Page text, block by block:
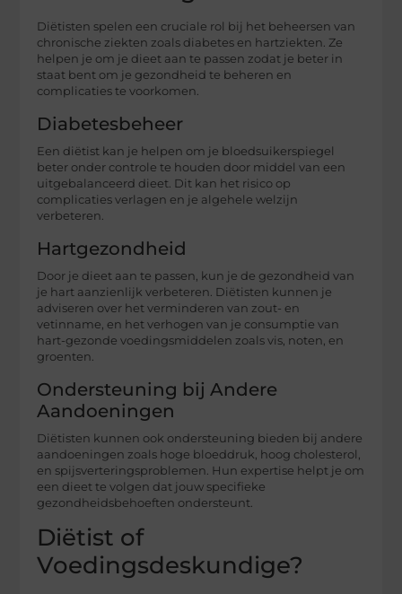
Diëtisten spelen een cruciale rol bij het beheersen van
chronische ziekten zoals diabetes en hartziekten. Ze
helpen je om je dieet aan te passen zodat je beter in
staat bent om je gezondheid te beheren en
complicaties te voorkomen.
Diabetesbeheer
Een diëtist kan je helpen om je bloedsuikerspiegel
beter onder controle te houden door middel van een
uitgebalanceerd dieet. Dit kan het risico op
complicaties verlagen en je algehele welzijn
verbeteren.
Hartgezondheid
Door je dieet aan te passen, kun je de gezondheid van
je hart aanzienlijk verbeteren. Diëtisten kunnen je
adviseren over het verminderen van zout- en
vetinname, en het verhogen van je consumptie van
hart-gezonde voedingsmiddelen zoals vis, noten, en
groenten.
Ondersteuning bij Andere
Aandoeningen
Diëtisten kunnen ook ondersteuning bieden bij andere
aandoeningen zoals hoge bloeddruk, hoog cholesterol,
en spijsverteringsproblemen. Hun expertise helpt je om
een dieet te volgen dat jouw specifieke
gezondheidsbehoeften ondersteunt.
Diëtist of
Voedingsdeskundige?